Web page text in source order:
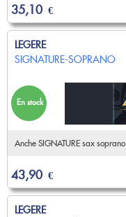
35,10 €
LEGERE
SIGNATURE-SOPRANO
Anche SIGNATURE sax soprano
43,90 €
En stock
LEGERE